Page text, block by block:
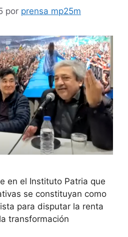
por prensa mp25m
en el Instituto Patria que
se constituyan como
para disputar la renta
transformación